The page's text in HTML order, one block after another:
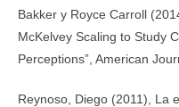
Bakker y Royce Carroll
McKelvey Scaling to Study
Perceptions”, American
Reynoso, Diego (2011), La